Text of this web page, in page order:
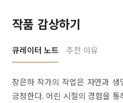
작품 감상하기
큐레이터 노트 추천 이유
장은하 작가의 작업은 자연과
긍정한다. 어린 시절의 경험을